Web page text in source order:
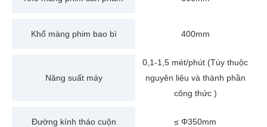
Khổ màng phim bao bì 400mm
Năng suất máy
0,1-1,5 mét/phút (Tùy thuộc
nguyên liệu và thành phần
công thức )
Đường kính tháo cuộn ≤ Φ350mm